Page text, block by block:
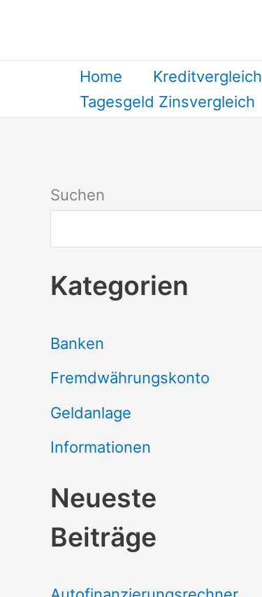
springen
Home Kreditvergleich
Tagesgeld Zinsvergleich
Suchen
Kategorien
Banken
Fremdwährungskonto
Geldanlage
Informationen
Neueste
Beiträge